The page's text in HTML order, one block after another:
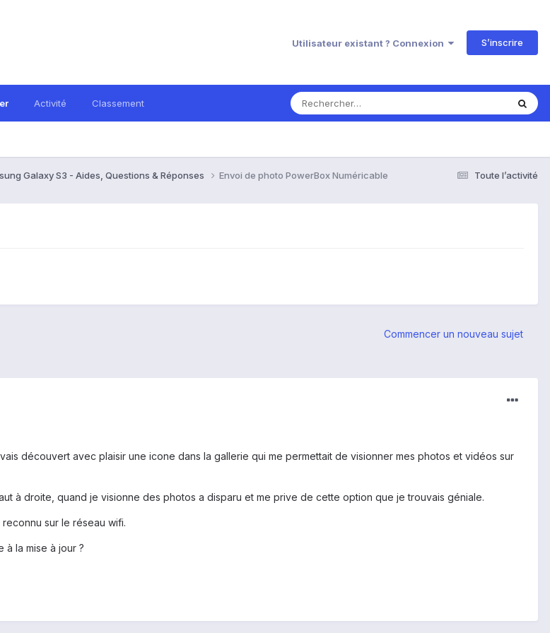
Utilisateur existant ? Connexion S’inscrire
Activité Classement
Toute l’activité
Galaxy S3 - Aides, Questions & Réponses Envoi de photo PowerBox Numéricable
Commencer un nouveau sujet
découvert avec plaisir une icone dans la gallerie qui me permettait de visionner mes photos et vidéos sur
à droite, quand je visionne des photos a disparu et me prive de cette option que je trouvais géniale.
sur le réseau wifi.
à la mise à jour ?